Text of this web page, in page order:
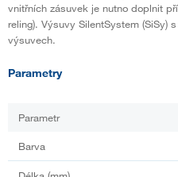
vnitřních zásuvek je nutno doplnit
reling). Výsuvy SilentSystem (SiSy)
výsuvech.
Parametry
Parametr
Barva